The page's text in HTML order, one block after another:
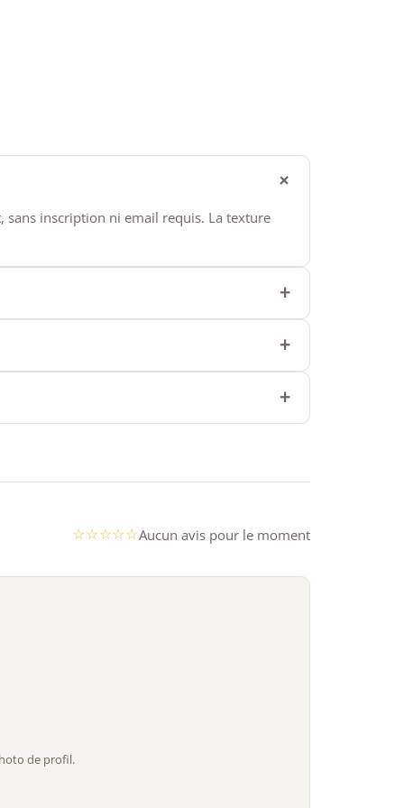
sans inscription ni email requis. La texture
Aucun avis pour le moment
de profil.